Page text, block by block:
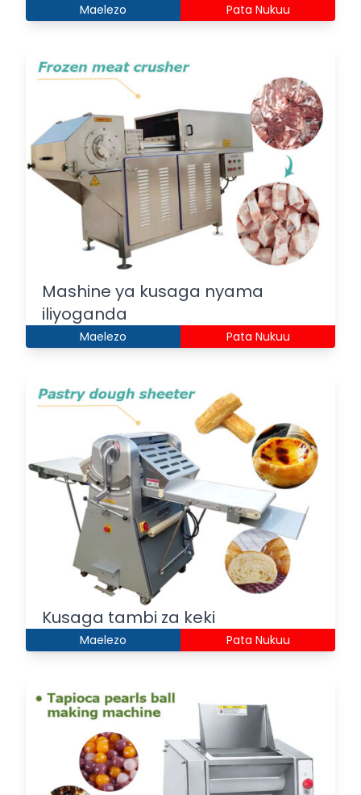
Maelezo Pata Nukuu
Mashine ya kusaga nyama
iliyoganda
Maelezo Pata Nukuu
Kusaga tambi za keki
Maelezo Pata Nukuu